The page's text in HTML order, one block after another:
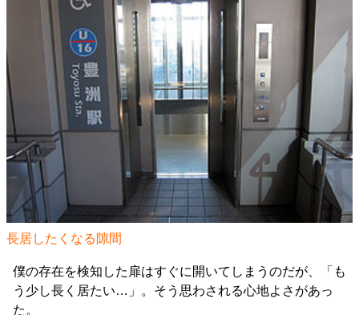
長居したくなる隙間
僕の存在を検知した扉はすぐに開いてしまうのだが、「も
う少し長く居たい…」。そう思わされる心地よさがあっ
た。